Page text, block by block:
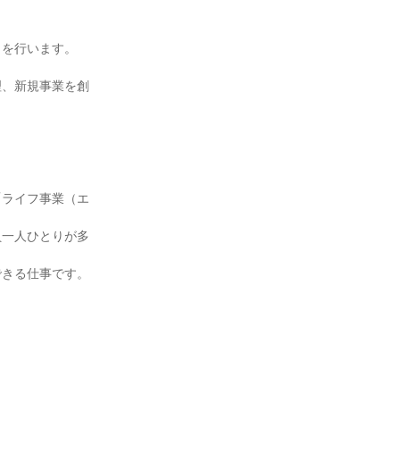
行います。
新規事業を創
イフ事業（エ
人ひとりが多
る仕事です。